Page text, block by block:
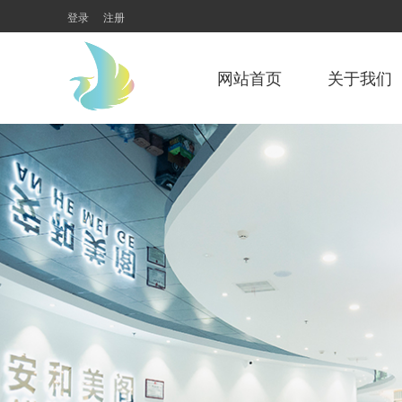
登录 注册
网站首页 关于我们